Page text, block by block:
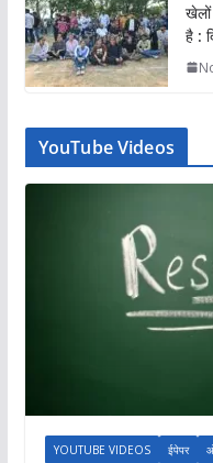
खेलों
है :
YouTube Videos
YOUTUBE VIDEOS ईपेपर